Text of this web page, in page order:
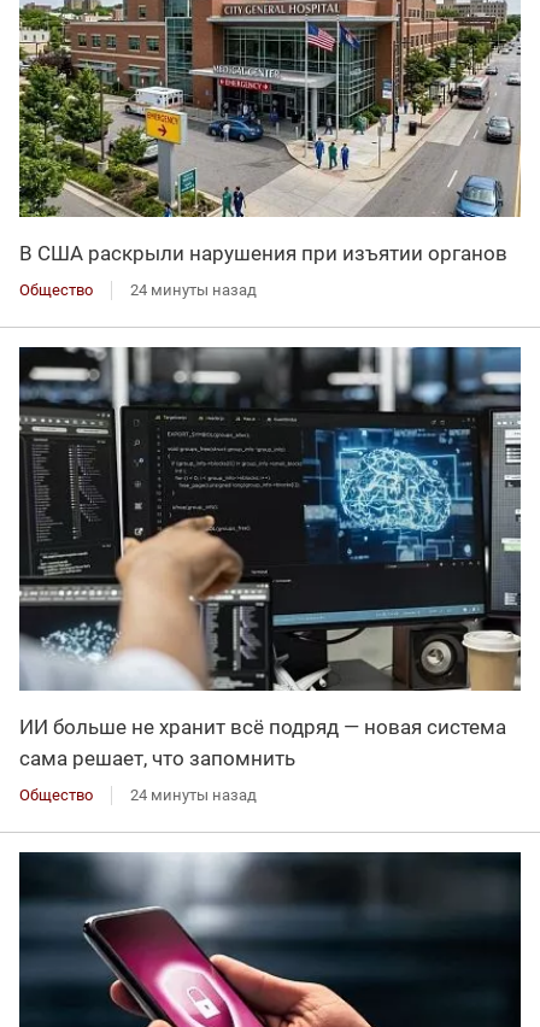
В США раскрыли нарушения при изъятии органов
Общество 24 минуты назад
ИИ больше не хранит всё подряд — новая система
сама решает, что запомнить
Общество 24 минуты назад